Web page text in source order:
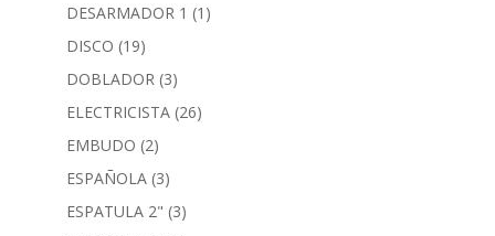
DESARMADOR 1 (1)
DISCO (19)
DOBLADOR (3)
ELECTRICISTA (26)
EMBUDO (2)
ESPAÑOLA (3)
ESPATULA 2" (3)